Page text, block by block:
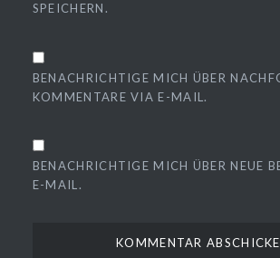
SPEICHERN.
BENACHRICHTIGE MICH ÜBER
KOMMENTARE VIA E-MAIL.
BENACHRICHTIGE MICH ÜBER NEUE
E-MAIL.